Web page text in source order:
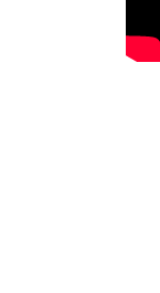
•
•
•
•